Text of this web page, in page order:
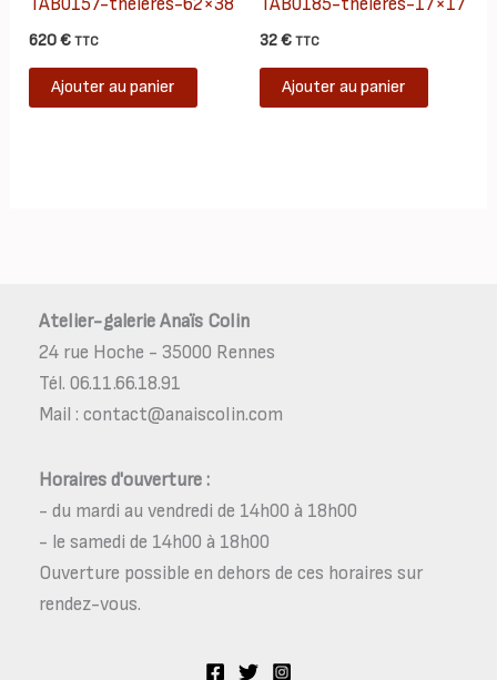
TAB0157-théières-62×38
620€ TTC
Ajouter au panier
TAB0185-theieres-17×17
32€ TTC
Ajouter au panier
Atelier-galerie Anaïs Colin
24 rue Hoche - 35000 Rennes
Tél. 06.11.66.18.91
Mail : contact@anaiscolin.com
Horaires d'ouverture :
- du mardi au vendredi de 14h00 à 18h00
- le samedi de 14h00 à 18h00
Ouverture possible en dehors de ces horaires sur
rendez-vous.